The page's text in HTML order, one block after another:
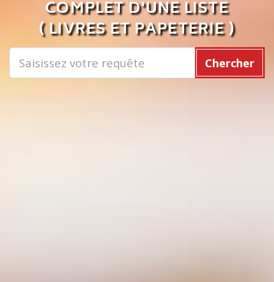
COMPLET D'UNE LISTE
( LIVRES ET PAPETERIE )
Chercher